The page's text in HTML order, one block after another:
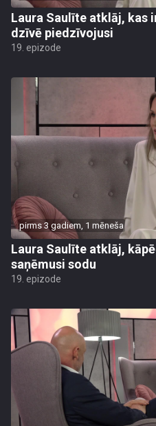
Laura Saulīte atklāj, kas
dzīvē piedzīvojusi
19. epizode
pirms 3 gadiem, 1 mēneša
Laura Saulīte atklāj,
saņēmusi sodu
19. epizode